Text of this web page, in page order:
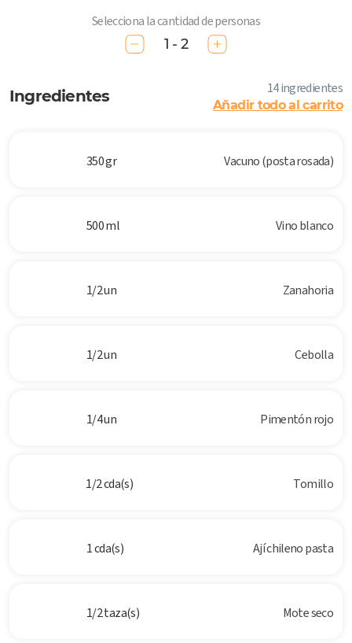
Selecciona la cantidad de personas
1 - 2
Ingredientes 14 ingredientes
Añadir todo al carrito
350 gr Vacuno (posta rosada)
500 ml Vino blanco
1/2 un Zanahoria
1/2 un Cebolla
1/4 un Pimentón rojo
1/2 cda(s) Tomillo
1 cda(s) Ají chileno pasta
1/2 taza(s) Mote seco